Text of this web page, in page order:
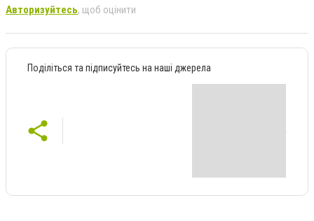
Авторизуйтесь, щоб оцінити
Поділіться та підписуйтесь на наші джерела